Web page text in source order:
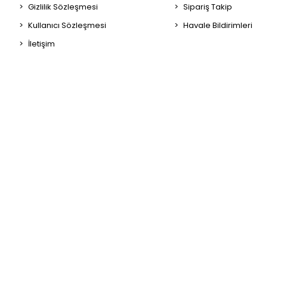
Gizlilik Sözleşmesi
Kullanıcı Sözleşmesi
İletişim
Sipariş Takip
Havale Bildirimleri